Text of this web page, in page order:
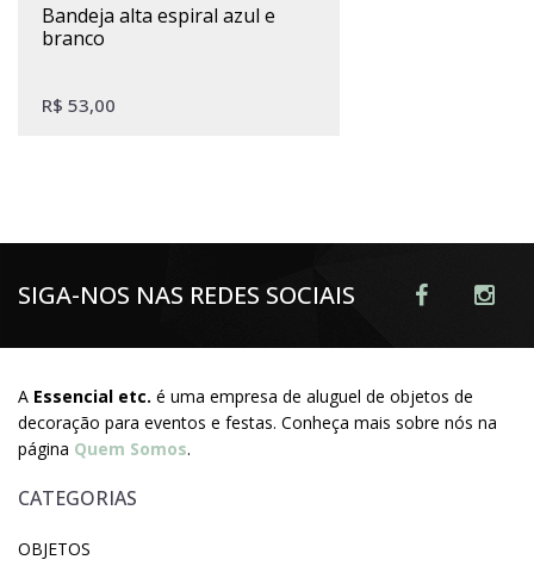
bandeja alta espiral azul e
branco
R$ 53,00
SIGA-NOS NAS REDES SOCIAIS
A Essencial etc. é uma empresa de aluguel de objetos de
decoração para eventos e festas. Conheça mais sobre nós na
página Quem Somos.
CATEGORIAS
OBJETOS